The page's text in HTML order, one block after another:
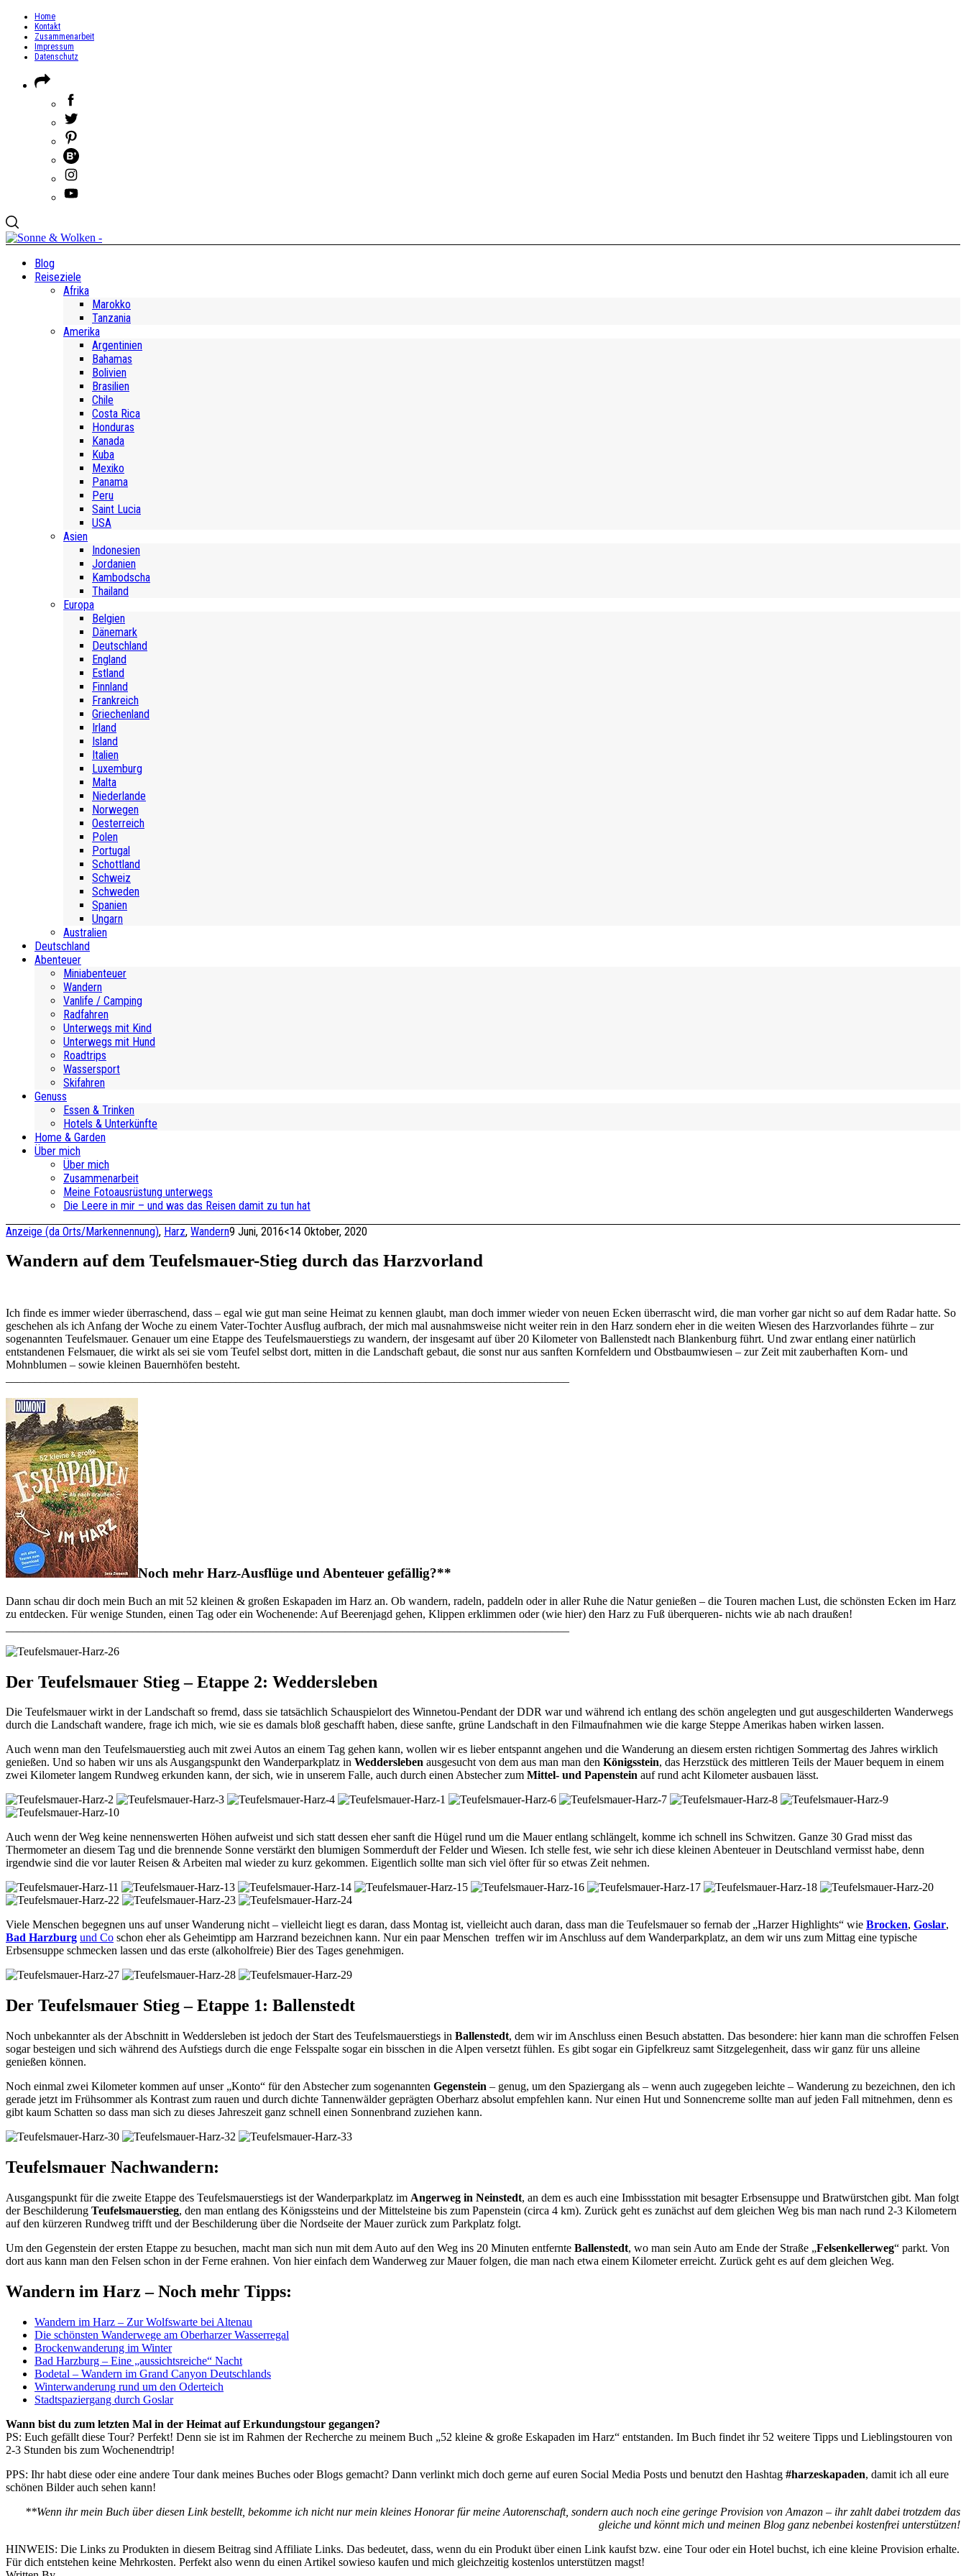
Home
Kontakt
Zusammenarbeit
Impressum
Datenschutz
Blog
Reiseziele
Afrika
Marokko
Tanzania
Amerika
Argentinien
Bahamas
Bolivien
Brasilien
Chile
Costa Rica
Honduras
Kanada
Kuba
Mexiko
Panama
Peru
Saint Lucia
USA
Asien
Indonesien
Jordanien
Kambodscha
Thailand
Europa
Belgien
Dänemark
Deutschland
England
Estland
Finnland
Frankreich
Griechenland
Irland
Island
Italien
Luxemburg
Malta
Niederlande
Norwegen
Oesterreich
Polen
Portugal
Schottland
Schweiz
Schweden
Spanien
Ungarn
Australien
Deutschland
Abenteuer
Miniabenteuer
Wandern
Vanlife / Camping
Radfahren
Unterwegs mit Kind
Unterwegs mit Hund
Roadtrips
Wassersport
Skifahren
Genuss
Essen & Trinken
Hotels & Unterkünfte
Home & Garden
Über mich
Über mich
Zusammenarbeit
Meine Fotoausrüstung unterwegs
Die Leere in mir – und was das Reisen damit zu tun hat
Anzeige (da Orts/Markennennung), Harz, Wandern9 Juni, 2016<14 Oktober, 2020
Wandern auf dem Teufelsmauer-Stieg durch das Harzvorland
Ich finde es immer wieder überraschend, dass – egal wie gut man seine Heimat zu kennen glaubt, man doch immer wieder von neuen Ecken überrascht wird, die man vorher gar nicht so auf dem Radar hatte. So
geschehen als ich Anfang der Woche zu einem Vater-Tochter Ausflug aufbrach, der mich mal ausnahmsweise nicht weiter rein in den Harz sondern eher in die weiten Wiesen des Harzvorlandes führte – zur
sogenannten Teufelsmauer. Genauer um eine Etappe des Teufelsmauerstiegs zu wandern, der insgesamt auf über 20 Kilometer von Ballenstedt nach Blankenburg führt. Und zwar entlang einer natürlich
entstandenen Felsmauer, die wirkt als sei sie vom Teufel selbst dort, mitten in die Landschaft gebaut, die sonst nur aus sanften Kornfeldern und Obstbaumwiesen – zur Zeit mit zauberhaften Korn- und
Mohnblumen – sowie kleinen Bauernhöfen besteht.
Noch mehr Harz-Ausflüge und Abenteuer gefällig?**
Dann schau dir doch mein Buch an mit 52 kleinen & großen Eskapaden im Harz an. Ob wandern, radeln, paddeln oder in aller Ruhe die Natur genießen – die Touren machen Lust, die schönsten Ecken im Harz
zu entdecken. Für wenige Stunden, einen Tag oder ein Wochenende: Auf Beerenjagd gehen, Klippen erklimmen oder (wie hier) den Harz zu Fuß überqueren- nichts wie ab nach draußen!
Der Teufelsmauer Stieg – Etappe 2: Weddersleben
Die Teufelsmauer wirkt in der Landschaft so fremd, dass sie tatsächlich Schauspielort des Winnetou-Pendant der DDR war und während ich entlang des schön angelegten und gut ausgeschilderten Wanderwegs
durch die Landschaft wandere, frage ich mich, wie sie es damals bloß geschafft haben, diese sanfte, grüne Landschaft in den Filmaufnahmen wie die karge Steppe Amerikas haben wirken lassen.
Auch wenn man den Teufelsmauerstieg auch mit zwei Autos an einem Tag gehen kann, wollen wir es lieber entspannt angehen und die Wanderung an diesem ersten richtigen Sommertag des Jahres wirklich
genießen. Und so haben wir uns als Ausgangspunkt den Wanderparkplatz in Weddersleben ausgesucht von dem aus man man den Königsstein, das Herzstück des mittleren Teils der Mauer bequem in einem
zwei Kilometer langem Rundweg erkunden kann, der sich, wie in unserem Falle, auch durch einen Abstecher zum Mittel- und Papenstein auf rund acht Kilometer ausbauen lässt.
Auch wenn der Weg keine nennenswerten Höhen aufweist und sich statt dessen eher sanft die Hügel rund um die Mauer entlang schlängelt, komme ich schnell ins Schwitzen. Ganze 30 Grad misst das
Thermometer an diesem Tag und die brennende Sonne verstärkt den blumigen Sommerduft der Felder und Wiesen. Ich stelle fest, wie sehr ich diese kleinen Abenteuer in Deutschland vermisst habe, denn
irgendwie sind die vor lauter Reisen & Arbeiten mal wieder zu kurz gekommen. Eigentlich sollte man sich viel öfter für so etwas Zeit nehmen.
Viele Menschen begegnen uns auf unser Wanderung nicht – vielleicht liegt es daran, dass Montag ist, vielleicht auch daran, dass man die Teufelsmauer so fernab der „Harzer Highlights“ wie Brocken, Goslar,
Bad Harzburg und Co schon eher als Geheimtipp am Harzrand bezeichnen kann. Nur ein paar Menschen treffen wir im Anschluss auf dem Wanderparkplatz, an dem wir uns zum Mittag eine typische
Erbsensuppe schmecken lassen und das erste (alkoholfreie) Bier des Tages genehmigen.
Der Teufelsmauer Stieg – Etappe 1: Ballenstedt
Noch unbekannter als der Abschnitt in Weddersleben ist jedoch der Start des Teufelsmauerstiegs in Ballenstedt, dem wir im Anschluss einen Besuch abstatten. Das besondere: hier kann man die schroffen Felsen
sogar besteigen und sich während des Aufstiegs durch die enge Felsspalte sogar ein bisschen in die Alpen versetzt fühlen. Es gibt sogar ein Gipfelkreuz samt Sitzgelegenheit, dass wir ganz für uns alleine
genießen können.
Noch einmal zwei Kilometer kommen auf unser „Konto“ für den Abstecher zum sogenannten Gegenstein – genug, um den Spaziergang als – wenn auch zugegeben leichte – Wanderung zu bezeichnen, den ich
gerade jetzt im Frühsommer als Kontrast zum rauen und durch dichte Tannenwälder geprägten Oberharz absolut empfehlen kann. Nur einen Hut und Sonnencreme sollte man auf jeden Fall mitnehmen, denn es
gibt kaum Schatten so dass man sich zu dieses Jahreszeit ganz schnell einen Sonnenbrand zuziehen kann.
Teufelsmauer Nachwandern:
Ausgangspunkt für die zweite Etappe des Teufelsmauerstiegs ist der Wanderparkplatz im Angerweg in Neinstedt, an dem es auch eine Imbissstation mit besagter Erbsensuppe und Bratwürstchen gibt. Man folgt
der Beschilderung Teufelsmauerstieg, den man entlang des Königssteins und der Mittelsteine bis zum Papenstein (circa 4 km). Zurück geht es zunächst auf dem gleichen Weg bis man nach rund 2-3 Kilometern
auf den kürzeren Rundweg trifft und der Beschilderung über die Nordseite der Mauer zurück zum Parkplatz folgt.
Um den Gegenstein der ersten Etappe zu besuchen, macht man sich nun mit dem Auto auf den Weg ins 20 Minuten entfernte Ballenstedt, wo man sein Auto am Ende der Straße „Felsenkellerweg“ parkt. Von
dort aus kann man den Felsen schon in der Ferne erahnen. Von hier einfach dem Wanderweg zur Mauer folgen, die man nach etwa einem Kilometer erreicht. Zurück geht es auf dem gleichen Weg.
Wandern im Harz – Noch mehr Tipps:
Wandern im Harz – Zur Wolfswarte bei Altenau
Die schönsten Wanderwege am Oberharzer Wasserregal
Brockenwanderung im Winter
Bad Harzburg – Eine „aussichtsreiche“ Nacht
Bodetal – Wandern im Grand Canyon Deutschlands
Winterwanderung rund um den Oderteich
Stadtspaziergang durch Goslar
Wann bist du zum letzten Mal in der Heimat auf Erkundungstour gegangen?
PS: Euch gefällt diese Tour? Perfekt! Denn sie ist im Rahmen der Recherche zu meinem Buch „52 kleine & große Eskapaden im Harz“ entstanden. Im Buch findet ihr 52 weitere Tipps und Lieblingstouren von
2-3 Stunden bis zum Wochenendtrip!
PPS: Ihr habt diese oder eine andere Tour dank meines Buches oder Blogs gemacht? Dann verlinkt mich doch gerne auf euren Social Media Posts und benutzt den Hashtag #harzeskapaden, damit ich all eure
schönen Bilder auch sehen kann!
**Wenn ihr mein Buch über diesen Link bestellt, bekomme ich nicht nur mein kleines Honorar für meine Autorenschaft, sondern auch noch eine geringe Provision von Amazon – ihr zahlt dabei trotzdem das
gleiche und könnt mich und meinen Blog ganz nebenbei kostenfrei unterstützen!
HINWEIS: Die Links zu Produkten in diesem Beitrag sind Affiliate Links. Das bedeutet, dass, wenn du ein Produkt über einen Link kaufst bzw. eine Tour oder ein Hotel buchst, ich eine kleine Provision erhalte.
Für dich entstehen keine Mehrkosten. Perfekt also wenn du einen Artikel sowieso kaufen und mich gleichzeitig kostenlos unterstützen magst!